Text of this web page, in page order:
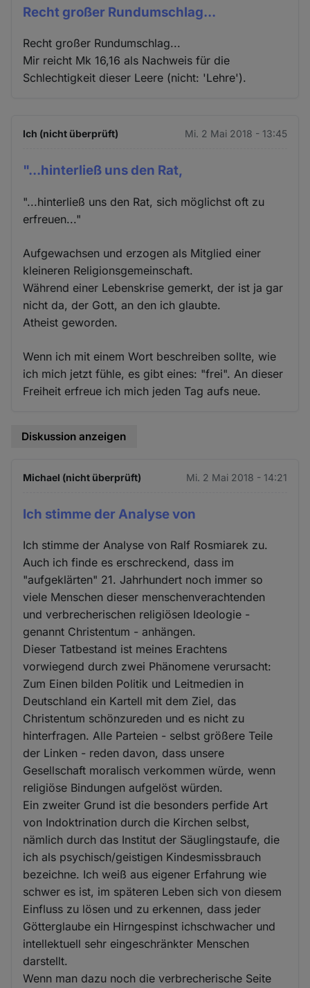
Recht großer Rundumschlag...
Recht großer Rundumschlag...
Mir reicht Mk 16,16 als Nachweis für die
Schlechtigkeit dieser Leere (nicht: 'Lehre').
Ich (nicht überprüft) Mi. 2 Mai 2018 - 13:45
"...hinterließ uns den Rat,
"...hinterließ uns den Rat, sich möglichst oft zu
erfreuen..."
Aufgewachsen und erzogen als Mitglied einer
kleineren Religionsgemeinschaft.
Während einer Lebenskrise gemerkt, der ist ja gar
nicht da, der Gott, an den ich glaubte.
Atheist geworden.
Wenn ich mit einem Wort beschreiben sollte, wie
ich mich jetzt fühle, es gibt eines: "frei". An dieser
Freiheit erfreue ich mich jeden Tag aufs neue.
Diskussion anzeigen
Michael (nicht überprüft) Mi. 2 Mai 2018 - 14:21
Ich stimme der Analyse von
Ich stimme der Analyse von Ralf Rosmiarek zu.
Auch ich finde es erschreckend, dass im
"aufgeklärten" 21. Jahrhundert noch immer so
viele Menschen dieser menschenverachtenden
und verbrecherischen religiösen Ideologie -
genannt Christentum - anhängen.
Dieser Tatbestand ist meines Erachtens
vorwiegend durch zwei Phänomene verursacht:
Zum Einen bilden Politik und Leitmedien in
Deutschland ein Kartell mit dem Ziel, das
Christentum schönzureden und es nicht zu
hinterfragen. Alle Parteien - selbst größere Teile
der Linken - reden davon, dass unsere
Gesellschaft moralisch verkommen würde, wenn
religiöse Bindungen aufgelöst würden.
Ein zweiter Grund ist die besonders perfide Art
von Indoktrination durch die Kirchen selbst,
nämlich durch das Institut der Säuglingstaufe, die
ich als psychisch/geistigen Kindesmissbrauch
bezeichne. Ich weiß aus eigener Erfahrung wie
schwer es ist, im späteren Leben sich von diesem
Einfluss zu lösen und zu erkennen, dass jeder
Götterglaube ein Hirngespinst ichschwacher und
intellektuell sehr eingeschränkter Menschen
darstellt.
Wenn man dazu noch die verbrecherische Seite